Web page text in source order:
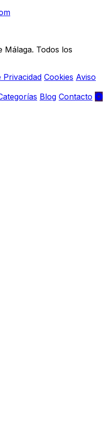
Málaga. Todos los
Privacidad Cookies Aviso
Blog Contacto